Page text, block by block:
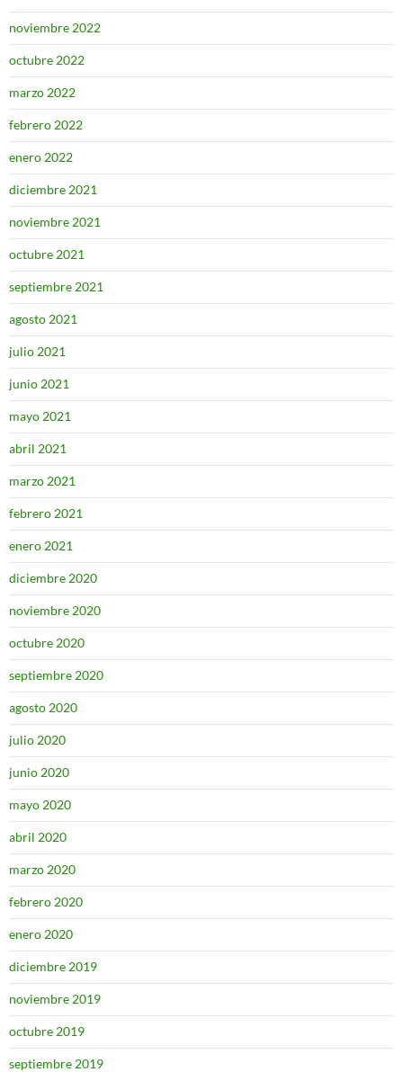
noviembre 2022
octubre 2022
marzo 2022
febrero 2022
enero 2022
diciembre 2021
noviembre 2021
octubre 2021
septiembre 2021
agosto 2021
julio 2021
junio 2021
mayo 2021
abril 2021
marzo 2021
febrero 2021
enero 2021
diciembre 2020
noviembre 2020
octubre 2020
septiembre 2020
agosto 2020
julio 2020
junio 2020
mayo 2020
abril 2020
marzo 2020
febrero 2020
enero 2020
diciembre 2019
noviembre 2019
octubre 2019
septiembre 2019